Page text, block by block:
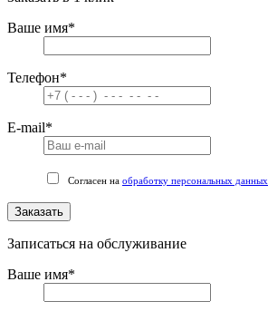
Ваше имя*
Телефон*
E-mail*
Согласен на обработку персональных данных
Заказать
Записаться на обслуживание
Ваше имя*